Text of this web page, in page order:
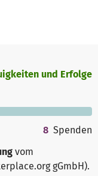
und Erfolge
8 Spenden
vom
gGmbH).